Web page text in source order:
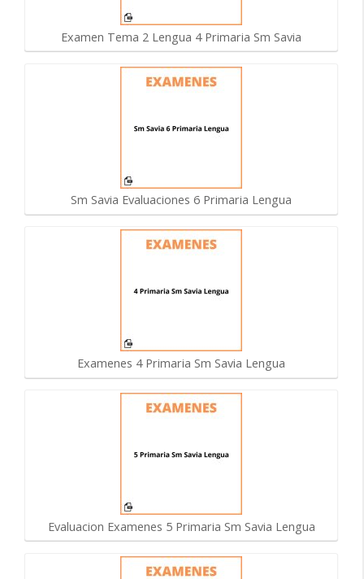
Examen Tema 2 Lengua 4 Primaria Sm Savia
Sm Savia Evaluaciones 6 Primaria Lengua
Examenes 4 Primaria Sm Savia Lengua
Evaluacion Examenes 5 Primaria Sm Savia Lengua